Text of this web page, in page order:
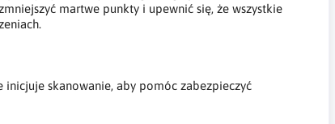
martwe punkty i upewnić się, że wszystkie
skanowanie, aby pomóc zabezpieczyć